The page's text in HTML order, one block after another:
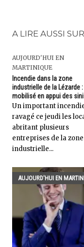
A LIRE AUSSI
AUJOURD'HUI EN
MARTINIQUE
Incendie dans la zone
industrielle de la Lézarde :
mobilisé en appui des
Un important
ravagé ce jeudi les
abritant plusieurs
entreprises de la zone
industrielle...
AUJOURD'HUI EN